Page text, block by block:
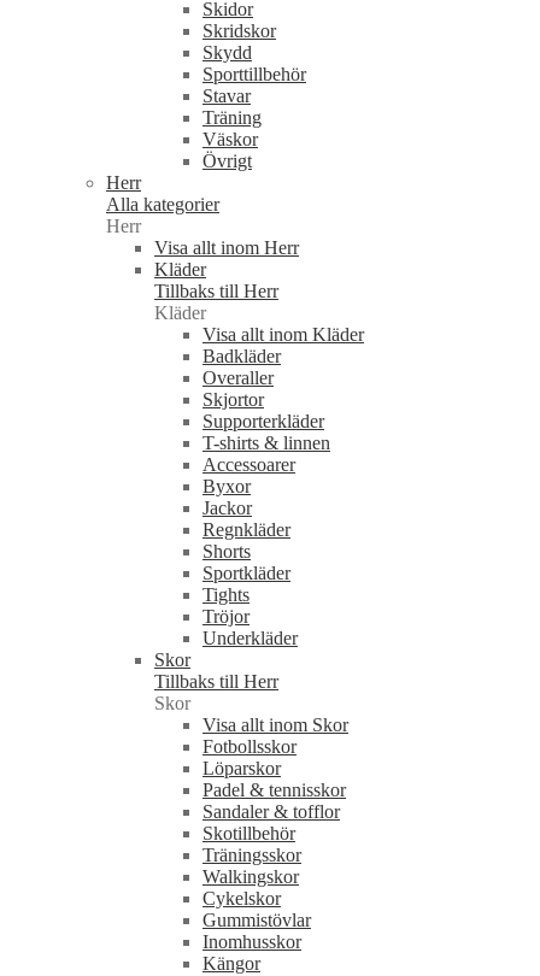
Skidor
Skridskor
Skydd
Sporttillbehör
Stavar
Träning
Väskor
Övrigt
Herr
Alla kategorier
Herr
Visa allt inom Herr
Kläder
Tillbaks till Herr
Kläder
Visa allt inom Kläder
Badkläder
Overaller
Skjortor
Supporterkläder
T-shirts & linnen
Accessoarer
Byxor
Jackor
Regnkläder
Shorts
Sportkläder
Tights
Tröjor
Underkläder
Skor
Tillbaks till Herr
Skor
Visa allt inom Skor
Fotbollsskor
Löparskor
Padel & tennisskor
Sandaler & tofflor
Skotillbehör
Träningsskor
Walkingskor
Cykelskor
Gummistövlar
Inomhusskor
Kängor